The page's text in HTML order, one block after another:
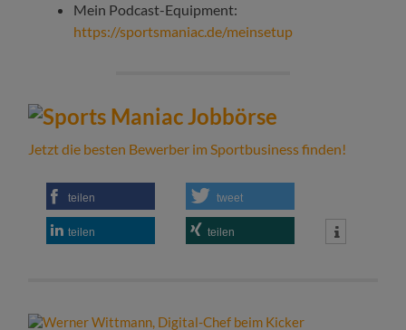
Mein Podcast-Equipment:
https://sportsmaniac.de/meinsetup
Jetzt die besten Bewerber im Sportbusiness finden!
teilen tweet
teilen teilen